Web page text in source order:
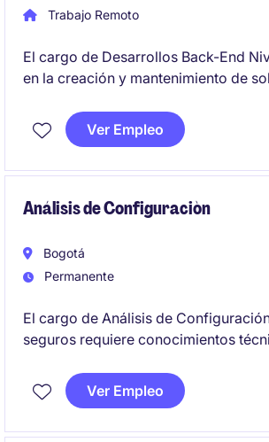
Trabajo Remoto
El cargo de Desarrollos Back-End
en la creación y mantenimiento de
orientado a garantizar el desarrollo
funcional de aplicaciones y sistemas
Ver Empleo
Análisis de Configuraciòn
Bogotá
Permanente
El cargo de Análisis de
seguros requiere conocimientos
configuraciones y garantizar la
procesos.
Ver Empleo